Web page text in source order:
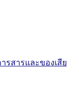
รสารและของเสีย